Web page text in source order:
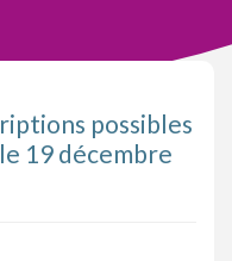
possibles
19 décembre